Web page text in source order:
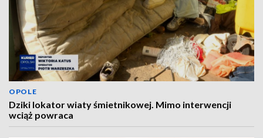
OPOLE
Dziki lokator wiaty śmietnikowej. Mimo interwencji
wciąż powraca